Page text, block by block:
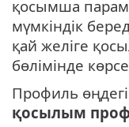
қосымша
мүмкіндік
қай желіге
бөлімінде
Профиль
қосылым